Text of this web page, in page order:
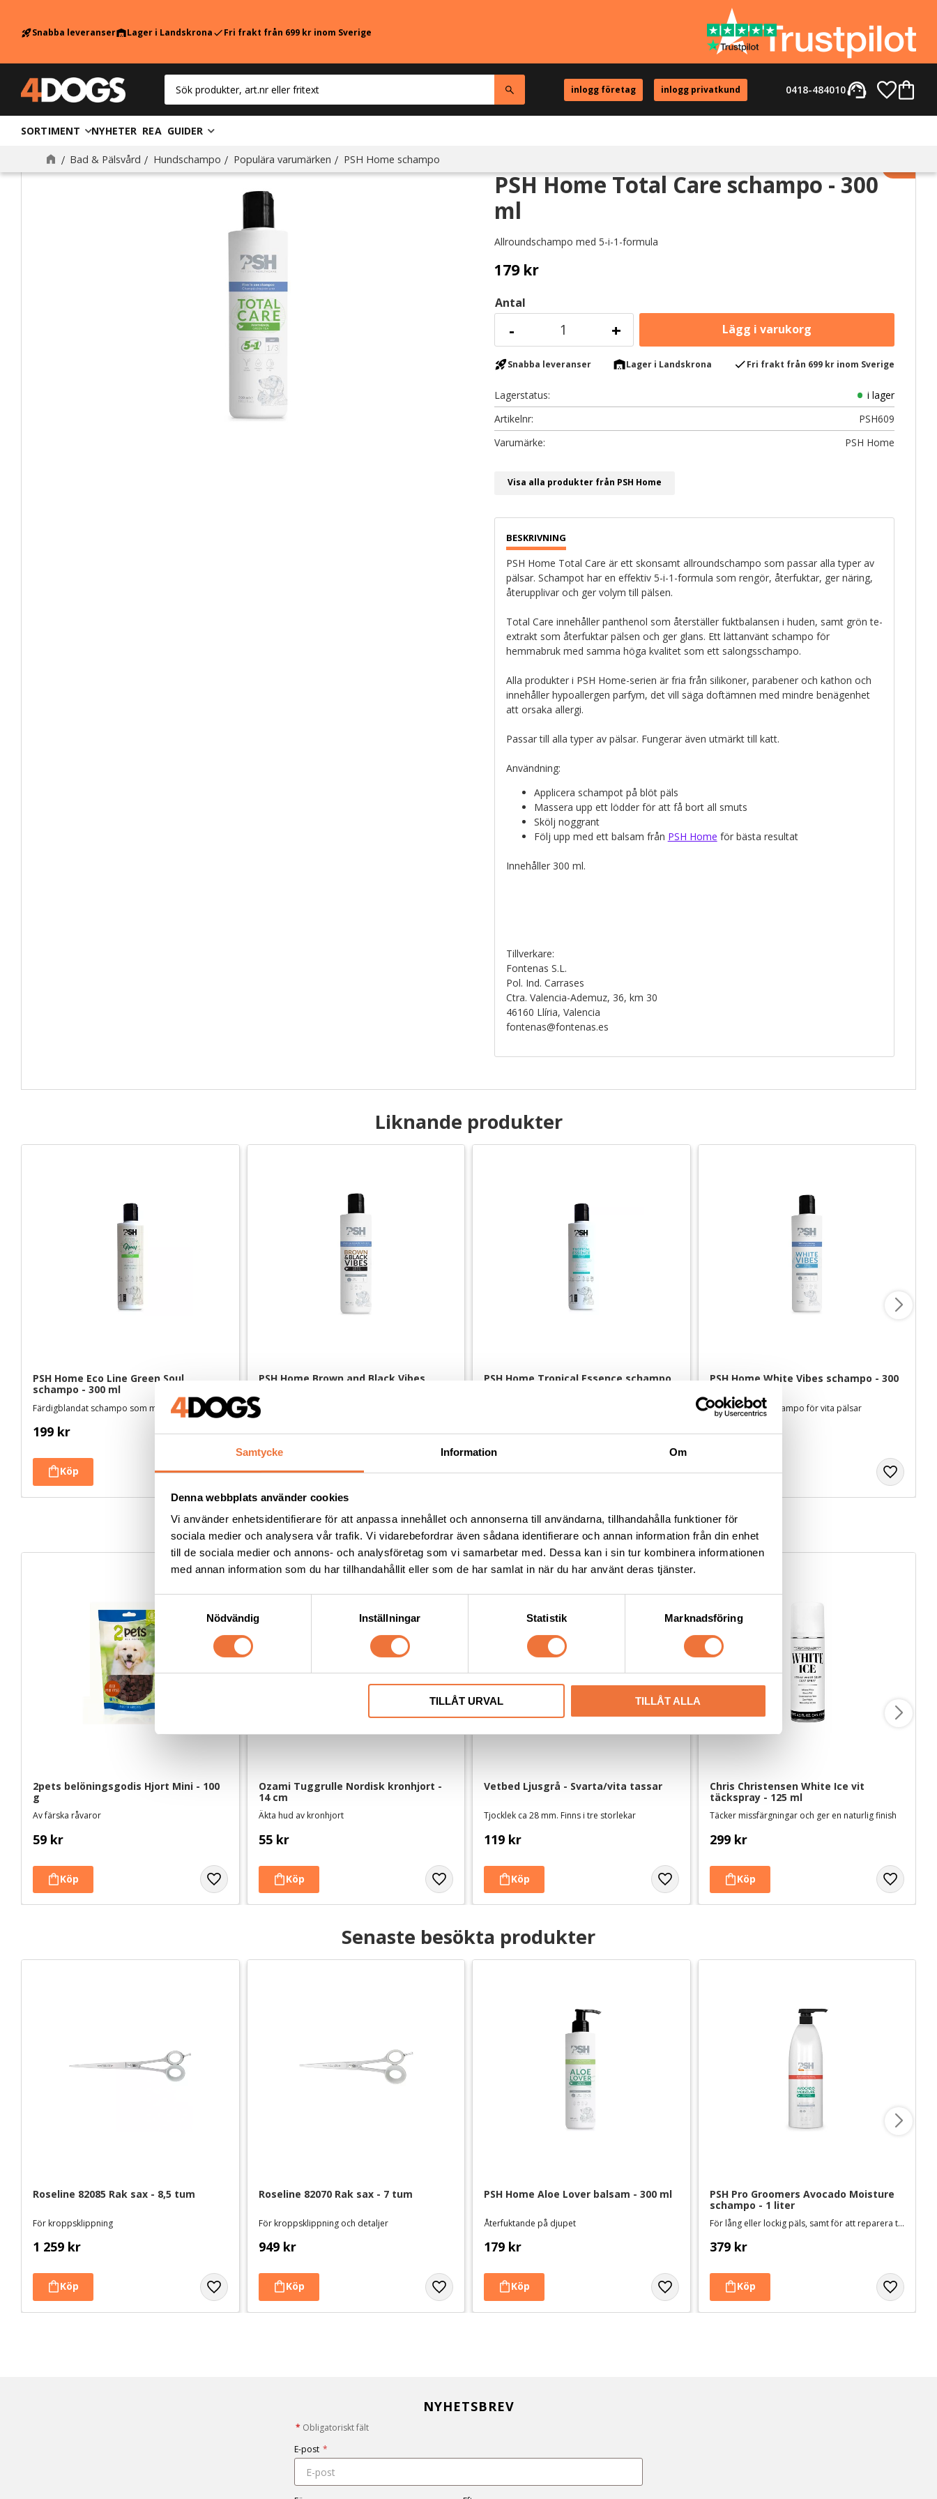
Samtycke Information Om
Denna webbplats använder cookies
Vi använder enhetsidentifierare för att anpassa innehållet och annonserna till användarna, tillhandahålla funktioner för
sociala medier och analysera vår trafik. Vi vidarebefordrar även sådana identifierare och annan information från din enhet
till de sociala medier och annons- och analysföretag som vi samarbetar med. Dessa kan i sin tur kombinera informationen
med annan information som du har tillhandahållit eller som de har samlat in när du har använt deras tjänster.
a
m
y
c
k
s
l
Nödvändig Inställningar Statistik Marknadsföring
TILLÅT URVAL TILLÅT ALLA
rocket_launchSnabba leveranserwarehouseLager i LandskronacheckFri frakt från 699 kr inom Sverige
inlogg företag inlogg privatkund support_agent
0418-484010
SORTIMENT NYHETER REA GUIDER
Bad & Pälsvård Hundschampo Populära varumärken PSH Home schampo
PSH Home Total Care schampo - 300
ml
Allroundschampo med 5-i-1-formula
179kr
Antal
+
-
Lägg
rocket_launchSnabba leveranser warehouseLager i Landskrona checkFri frakt från 699 kr inom Sverige
Lagerstatus
i lager
Artikelnr
PSH609
PSH Home
Visa alla produkter från PSH Home
PSH Home Total Care är ett skonsamt allroundschampo som passar alla typer av
pälsar. Schampot har en effektiv 5-i-1-formula som rengör, återfuktar, ger näring,
återupplivar och ger volym till pälsen.
Total Care innehåller panthenol som återställer fuktbalansen i huden, samt grön te-
extrakt som återfuktar pälsen och ger glans. Ett lättanvänt schampo för
hemmabruk med samma höga kvalitet som ett salongsschampo.
Alla produkter i PSH Home-serien är fria från silikoner, parabener och kathon och
innehåller hypoallergen parfym, det vill säga doftämnen med mindre benägenhet
att orsaka allergi.
Passar till alla typer av pälsar. Fungerar även utmärkt till katt.
Användning:
Applicera schampot på blöt päls
Massera upp ett lödder för att få bort all smuts
Skölj noggrant
Följ upp med ett balsam från PSH Home för bästa resultat
Innehåller 300 ml.
Tillverkare:
Fontenas S.L.
Pol. Ind. Carrases
Ctra. Valencia-Ademuz, 36, km 30
46160 Llíria, Valencia
fontenas@fontenas.es
Liknande produkter
PSH Home Eco Line Green Soul
schampo - 300 ml
Färdigblandat schampo som motverkar fet hud och päls
199 kr
PSH Home Brown and Black Vibes
179kr
PSH Home Tropical Essence schampo
149kr
PSH Home White Vibes schampo - 300
Färdigblandat schampo för vita pälsar
179kr
Andra köpte även
2pets belöningsgodis Hjort Mini - 100
g
Av färska råvaror
59 kr
Ozami Tuggrulle Nordisk kronhjort -
14 cm
Äkta hud av kronhjort
55 kr
Vetbed Ljusgrå - Svarta/vita tassar
Tjocklek ca 28 mm. Finns i tre storlekar
119 kr
Chris Christensen White Ice vit
täckspray - 125 ml
Täcker missfärgningar och ger en naturlig finish
299 kr
Senaste besökta produkter
Roseline 82085 Rak sax - 8,5 tum
För kroppsklippning
1 259 kr
Roseline 82070 Rak sax - 7 tum
För kroppsklippning och detaljer
949 kr
PSH Home Aloe Lover balsam - 300 ml
Återfuktande på djupet
179 kr
PSH Pro Groomers Avocado Moisture
schampo - 1 liter
För lång eller lockig päls, samt för att reparera torr eller skadad päls
379 kr
NYHETSBREV
* Obligatoriskt fält
E-post *